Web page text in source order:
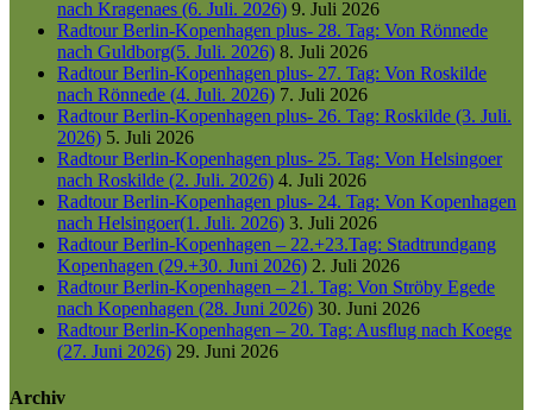
nach Kragenaes (6. Juli. 2026) 9. Juli 2026
Radtour Berlin-Kopenhagen plus- 28. Tag: Von Rönnede
nach Guldborg(5. Juli. 2026) 8. Juli 2026
Radtour Berlin-Kopenhagen plus- 27. Tag: Von Roskilde
nach Rönnede (4. Juli. 2026) 7. Juli 2026
Radtour Berlin-Kopenhagen plus- 26. Tag: Roskilde (3. Juli.
2026) 5. Juli 2026
Radtour Berlin-Kopenhagen plus- 25. Tag: Von Helsingoer
nach Roskilde (2. Juli. 2026) 4. Juli 2026
Radtour Berlin-Kopenhagen plus- 24. Tag: Von Kopenhagen
nach Helsingoer(1. Juli. 2026) 3. Juli 2026
Radtour Berlin-Kopenhagen – 22.+23.Tag: Stadtrundgang
Kopenhagen (29.+30. Juni 2026) 2. Juli 2026
Radtour Berlin-Kopenhagen – 21. Tag: Von Ströby Egede
nach Kopenhagen (28. Juni 2026) 30. Juni 2026
Radtour Berlin-Kopenhagen – 20. Tag: Ausflug nach Koege
(27. Juni 2026) 29. Juni 2026
Archiv